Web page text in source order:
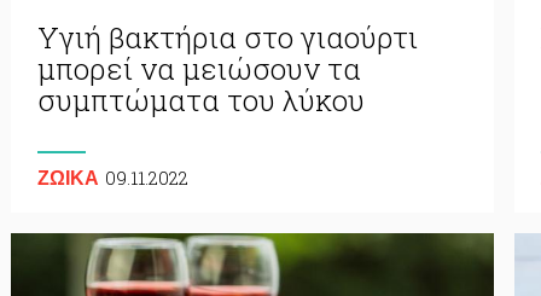
Υγιή βακτήρια στο γιαούρτι
μπορεί να μειώσουν τα
συμπτώματα του λύκου
ΖΩΙΚA 09.11.2022